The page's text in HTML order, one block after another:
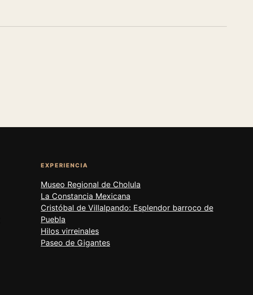
EXPERIENCIA
Museo Regional de Cholula
La Constancia Mexicana
Cristóbal de Villalpando: Esplendor barroco de
Puebla
Hilos virreinales
Paseo de Gigantes